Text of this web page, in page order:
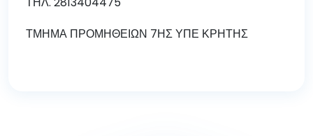
ΤΜΗΜΑ ΠΡΟΜΗΘΕΙΩΝ 7ΗΣ ΥΠΕ ΚΡΗΤΗΣ